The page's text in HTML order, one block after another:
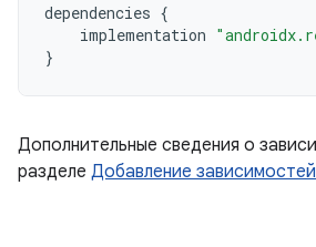
dependencies {
implementation
}
Дополнительные сведения о
разделе Добавление